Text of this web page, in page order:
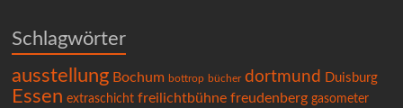
Schlagwörter
ausstellung Bochum bottrop bücher dortmund Duisburg
Essen extraschicht freilichtbühne freudenberg gasometer